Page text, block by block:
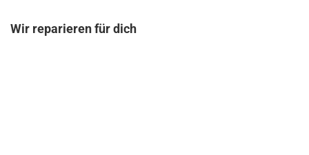
Wir reparieren für dich